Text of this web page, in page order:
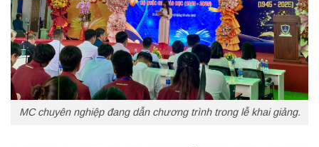
MC chuyên nghiệp đang dẫn chương trình trong lễ khai giảng.